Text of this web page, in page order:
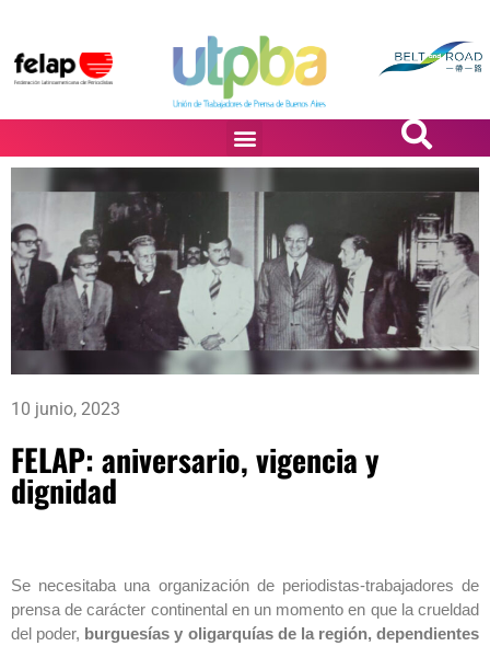
10 junio, 2023
FELAP: aniversario, vigencia y
dignidad
Se necesitaba una organización de periodistas-trabajadores de
prensa de carácter continental en un momento en que la crueldad
del poder, burguesías y oligarquías de la región, dependientes